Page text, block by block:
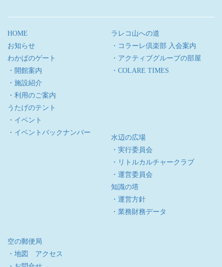
HOME
お知らせ
わかばのゲート
・開館案内
・施設紹介
・利用のご案内
うたげのテント
・イベント
・イベントバックナンバー
ラレコ山への道
・コラーレ倶楽部 入会案内
・アクティブグループの部屋
・COLARE TIMES
水辺の広場
・実行委員会
・リトルカルチャークラブ
・運営委員会
知識の塔
・運営方針
・業務財務データ
空の郵便局
・地図 アクセス